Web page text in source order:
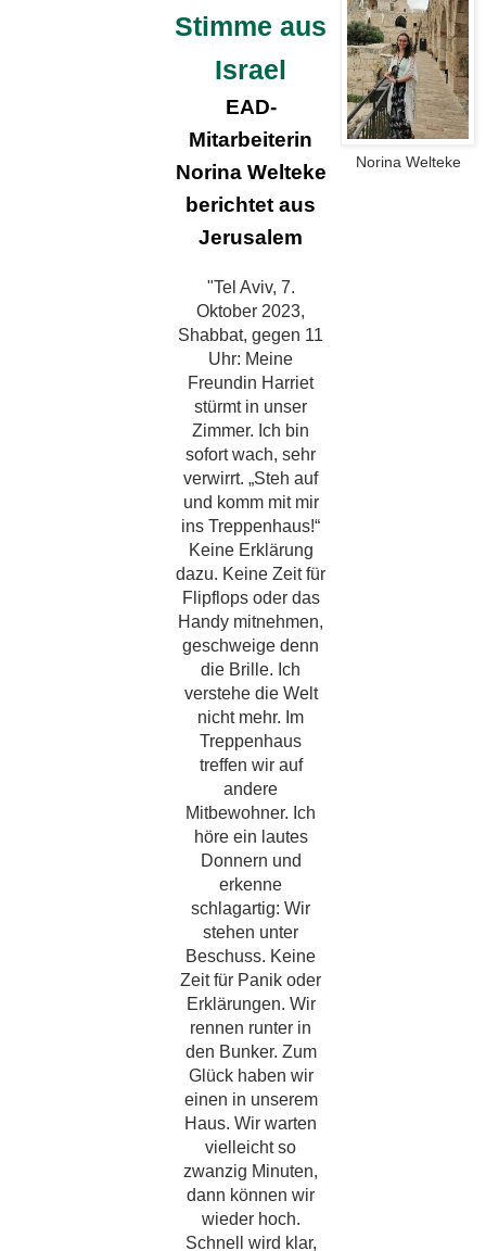
Stimme aus
Israel
EAD-
Mitarbeiterin
Norina Welteke
berichtet aus
Jerusalem
"Tel Aviv, 7.
Oktober 2023,
Shabbat, gegen 11
Uhr: Meine
Freundin Harriet
stürmt in unser
Zimmer. Ich bin
sofort wach, sehr
verwirrt. „Steh auf
und komm mit mir
ins Treppenhaus!“
Keine Erklärung
dazu. Keine Zeit für
Flipflops oder das
Handy mitnehmen,
geschweige denn
die Brille. Ich
verstehe die Welt
nicht mehr. Im
Treppenhaus
treffen wir auf
andere
Mitbewohner. Ich
höre ein lautes
Donnern und
erkenne
schlagartig: Wir
stehen unter
Beschuss. Keine
Zeit für Panik oder
Erklärungen. Wir
rennen runter in
den Bunker. Zum
Glück haben wir
einen in unserem
Haus. Wir warten
vielleicht so
zwanzig Minuten,
dann können wir
wieder hoch.
Schnell wird klar,
Norina Welteke